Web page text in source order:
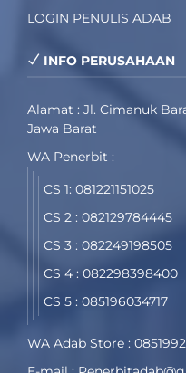
LOGIN PENULIS ADAB
INFO PERUSAHAAN
Alamat : Jl. Cimanuk
Jawa Barat
WA Penerbit :
CS 1: 081221151025
CS 2 : 082129784445
CS 3 : 082249198505
CS 4 : 082298398400
CS 5 : 085196034717
WA Adab Store :